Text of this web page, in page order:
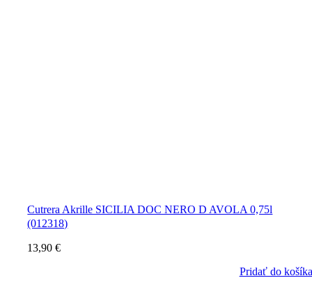
Cutrera Akrille SICILIA DOC NERO D AVOLA 0,75l
(012318)
13,90€
Pridať do košíka